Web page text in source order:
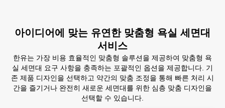
아이디어에 맞는 유연한 맞춤형 욕실 세면대
서비스
한유는 가장 비용 효율적인 맞춤형 솔루션을 제공하여 맞춤형 욕
실 세면대 요구 사항을 충족하는 포괄적인 옵션을 제공합니다. 기
존 제품 디자인을 선택하고 약간의 맞춤 조정을 통해 빠른 처리 시
간을 즐기거나 완전히 새로운 세면대를 위한 심층 맞춤 디자인을
선택할 수 있습니다.